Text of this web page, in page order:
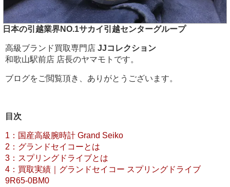
日本の引越業界NO.1サカイ引越センターグループ
高級ブランド買取専門店 JJコレクション
和歌山駅前店 店長のヤマモトです。
ブログをご閲覧頂き、ありがとうございます。
目次
1：国産高級腕時計 Grand Seiko
2：グランドセイコーとは
3：スプリングドライブとは
4：買取実績｜グランドセイコー スプリングドライブ
9R65-0BM0